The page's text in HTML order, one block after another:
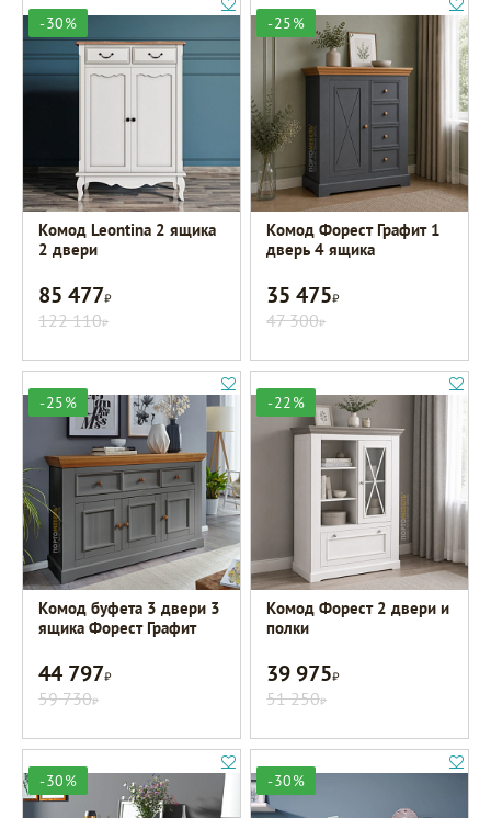
-30%
Комод Leontina 2 ящика
2 двери
85 477Р
122 110Р
-25%
Комод Форест Графит 1
дверь 4 ящика
35 475Р
47 300Р
-25%
Комод буфета 3 двери 3
ящика Форест Графит
44 797Р
59 730Р
-22%
Комод Форест 2 двери и
полки
39 975Р
51 250Р
-30% -30%